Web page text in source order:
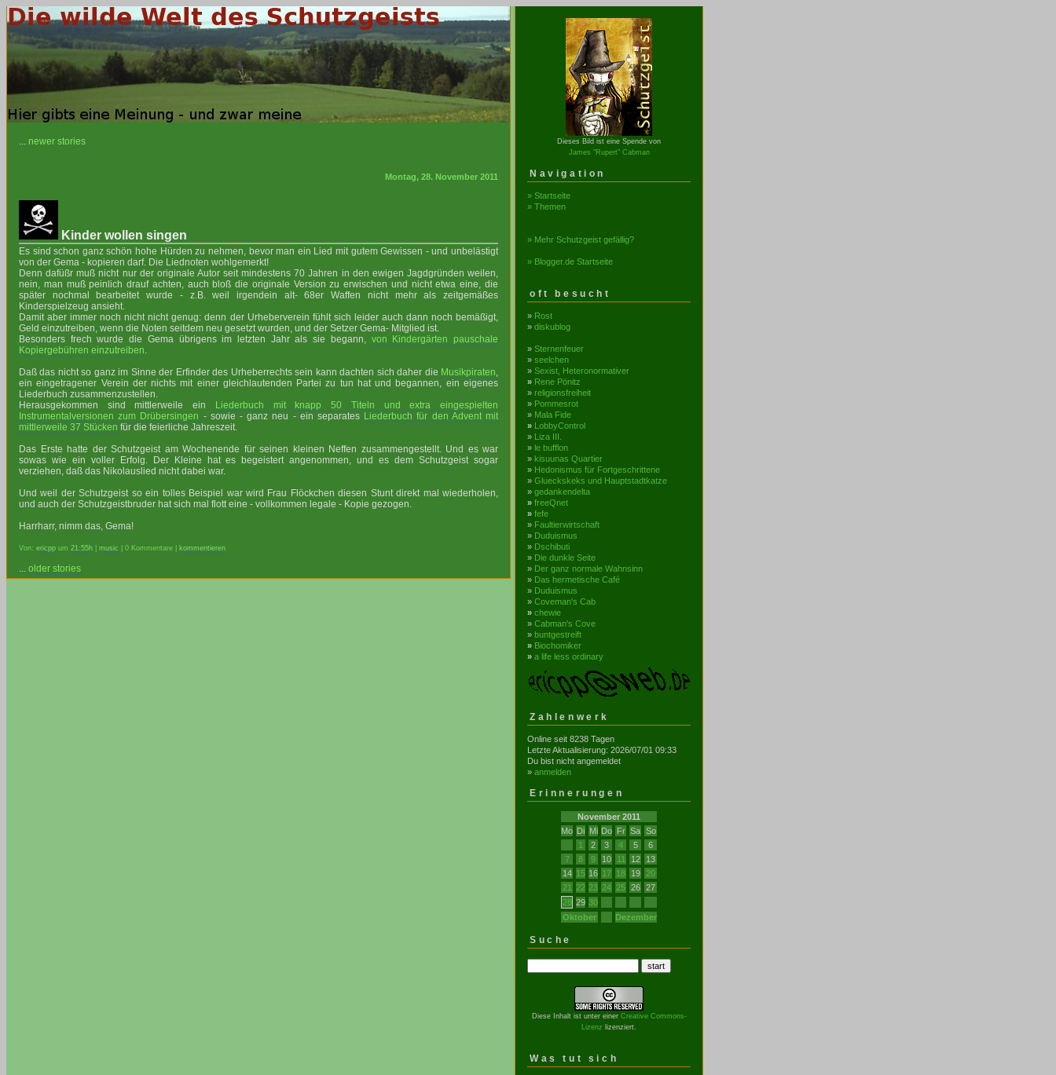
... newer stories
Montag, 28. November 2011
Kinder wollen singen
Es sind schon ganz schön hohe Hürden zu nehmen, bevor man ein Lied mit gutem Gewissen - und unbelästigt
von der Gema - kopieren darf. Die Liednoten wohlgemerkt!
Denn dafüßr muß nicht nur der originale Autor seit mindestens 70 Jahren in den ewigen Jagdgründen weilen,
nein, man muß peinlich drauf achten, auch bloß die originale Version zu erwischen und nicht etwa eine, die
später nochmal bearbeitet wurde - z.B. weil irgendein alt- 68er Waffen nicht mehr als zeitgemäßes
Kinderspielzeug ansieht.
Damit aber immer noch nicht nicht genug: denn der Urheberverein fühlt sich leider auch dann noch bemäßigt,
Geld einzutreiben, wenn die Noten seitdem neu gesetzt wurden, und der Setzer Gema- Mitglied ist.
Besonders frech wurde die Gema übrigens im letzten Jahr als sie begann, von Kindergärten pauschale
Kopiergebühren einzutreiben.
Daß das nicht so ganz im Sinne der Erfinder des Urheberrechts sein kann dachten sich daher die Musikpiraten,
ein eingetragener Verein der nichts mit einer gleichlautenden Partei zu tun hat und begannen, ein eigenes
Liederbuch zusammenzustellen.
Herausgekommen sind mittlerweile ein
Liederbuch mit knapp 50 Titeln und extra eingespielten
Instrumentalversionen zum Drübersingen - sowie - ganz neu - ein separates Liederbuch für den Advent mit
mittlerweile 37 Stücken für die feierliche Jahreszeit.
Das Erste hatte der Schutzgeist am Wochenende für seinen kleinen Neffen zusammengestellt. Und es war
sowas wie ein voller Erfolg. Der Kleine hat es begeistert angenommen, und es dem Schutzgeist sogar
verziehen, daß das Nikolauslied nicht dabei war.
Und weil der Schutzgeist so ein tolles Beispiel war wird Frau Flöckchen diesen Stunt direkt mal wiederholen,
und auch der Schutzgeistbruder hat sich mal flott eine - vollkommen legale - Kopie gezogen.
Harrharr, nimm das, Gema!
Von: ericpp um 21:55h music | 0 Kommentare | kommentieren
... older stories
Dieses Bild ist eine Spende von
James "Rupert" Cabman
Navigation
» Startseite
» Themen
» Mehr Schutzgeist gefällig?
» Blogger.de Startseite
oft besucht
» Rost
» diskublog
» Sternenfeuer
» seelchen
» Sexist, Heteronormativer
» Rene Pönitz
» religionsfreiheit
» Pommesrot
» Mala Fide
» LobbyControl
» Liza III.
» le bufflon
» kisuunas Quartier
» Hedonismus für Fortgeschrittene
» Glueckskeks und Hauptstadtkatze
» gedankendelta
» freeQnet
» fefe
» Faultierwirtschaft
» Duduismus
» Dschibuti
» Die dunkle Seite
» Der ganz normale Wahnsinn
» Das hermetische Café
» Duduismus
» Coveman's Cab
» chewie
» Cabman's Cove
» buntgestreift
» Biochomiker
» a life less ordinary
Zahlenwerk
Online seit 8238 Tagen
Letzte Aktualisierung: 2026/07/01 09:33
Du bist nicht angemeldet
» anmelden
Erinnerungen
November 2011
Mo Di Mi Do Fr Sa So
1
2 3 4 5
6
7
8 9 10 11 12
13
14 15 16 17 18 19
20
21
22 23 24 25 26
27
28 29 30
Oktober
Dezember
Suche
Diese Inhalt ist unter einer Creative Commons-
Lizenz lizenziert.
Was tut sich